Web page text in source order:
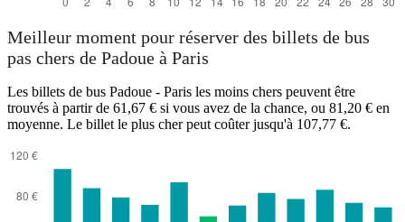
Meilleur moment pour réserver des billets de bus
pas chers de Padoue à Paris
Les billets de bus Padoue - Paris les moins chers peuvent être
trouvés à partir de 61,67 € si vous avez de la chance, ou 81,20 € en
moyenne. Le billet le plus cher peut coûter jusqu'à 107,77 €.